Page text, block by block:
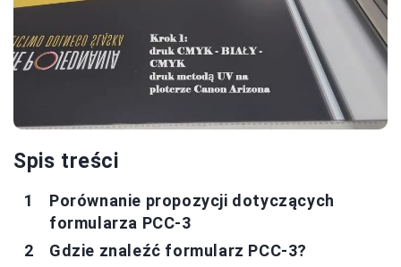
Spis treści
Porównanie propozycji dotyczących
formularza PCC-3
Gdzie znaleźć formularz PCC-3?